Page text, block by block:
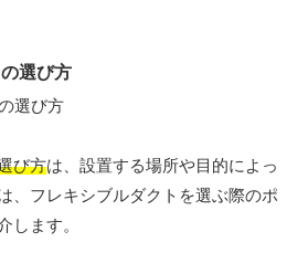
選び方
び方は、設置する場所や目的によっ
、フレキシブルダクトを選ぶ際のポ
します。